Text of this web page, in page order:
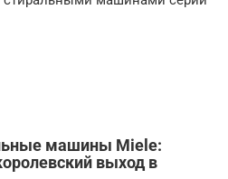
машины Miele:
выход в